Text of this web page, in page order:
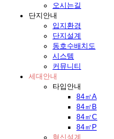
오시는길
단지안내
입지환경
단지설계
동호수배치도
시스템
커뮤니티
세대안내
타입안내
84㎡A
84㎡B
84㎡C
84㎡P
혁신설계